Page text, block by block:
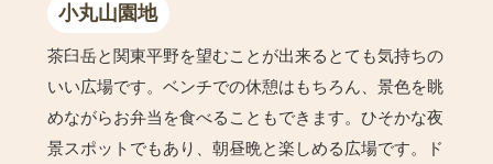
小丸山園地
茶臼岳と関東平野を望むことが出来るとても気持ちの
いい広場です。ベンチでの休憩はもちろん、景色を眺
めながらお弁当を食べることもできます。ひそかな夜
景スポットでもあり、朝昼晩と楽しめる広場です。ド